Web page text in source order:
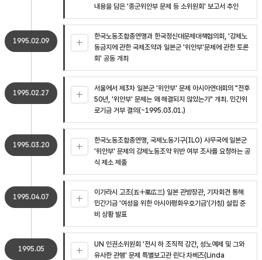
내용을 담은 '종군위안부 문제 등 소위원회' 보고서 추인
1995.02.09
한국노동조합총연맹과 한국정신대문제대책협의회, '강제노
동금지에 관한 국제조약과 일본군 '위안부'문제에 관한 토론
회' 공동 개최
1995.02.27
서울에서 제3차 일본군 '위안부' 문제 아시아연대회의 "전후
50년, '위안부' 문제는 왜 해결되지 않았는가" 개최. 민간위
로기금 거부 결의(~1995.03.01.)
1995.03.20
한국노동조합총연맹, 국제노동기구(ILO) 사무국에 일본군
'위안부' 문제의 강제노동조약 위반 여부 조사를 요청하는 공
식 제소 제출
1995.04.07
이가라시 고조(五十嵐広三) 일본 관방장관, 기자회견 통해
민간기금 '여성을 위한 아시아평화우호기금'(가칭) 설립 준
비 상황 발표
1995.05
UN 인권소위원회 '전시 하 조직적 강간, 성노예제 및 그와
유사한 관행' 문제 특별보고관 린다 차베즈(Linda